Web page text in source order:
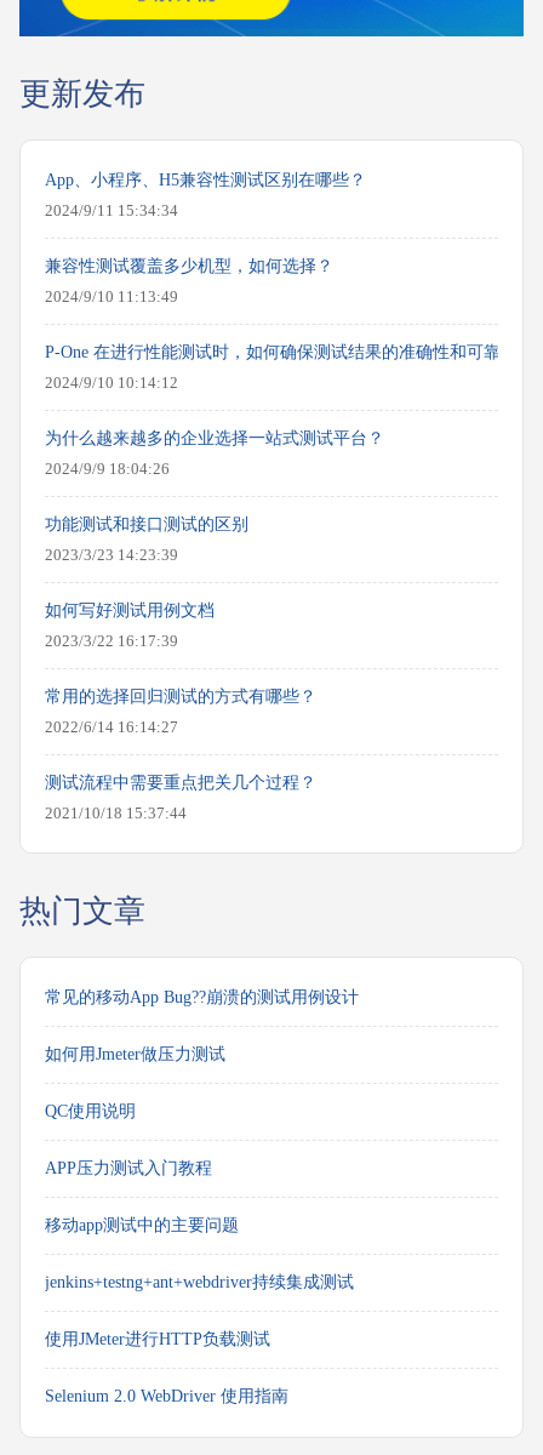
更新发布
App、小程序、H5兼容性测试区别在哪些？
2024/9/11 15:34:34
兼容性测试覆盖多少机型，如何选择？
2024/9/10 11:13:49
P-One 在进行性能测试时，如何确保测试结果的准确性和可靠性？
2024/9/10 10:14:12
为什么越来越多的企业选择一站式测试平台？
2024/9/9 18:04:26
功能测试和接口测试的区别
2023/3/23 14:23:39
如何写好测试用例文档
2023/3/22 16:17:39
常用的选择回归测试的方式有哪些？
2022/6/14 16:14:27
测试流程中需要重点把关几个过程？
2021/10/18 15:37:44
热门文章
常见的移动App Bug??崩溃的测试用例设计
如何用Jmeter做压力测试
QC使用说明
APP压力测试入门教程
移动app测试中的主要问题
jenkins+testng+ant+webdriver持续集成测试
使用JMeter进行HTTP负载测试
Selenium 2.0 WebDriver 使用指南